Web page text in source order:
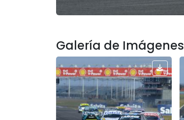
Galería de Imágenes